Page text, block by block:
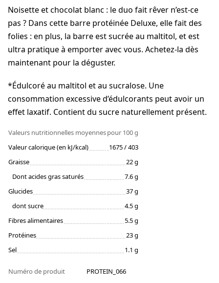
Noisette et chocolat blanc : le duo fait rêver n’est-ce
pas ? Dans cette barre protéinée Deluxe, elle fait des
folies : en plus, la barre est sucrée au maltitol, et est
ultra pratique à emporter avec vous. Achetez-la dès
maintenant pour la déguster.
*Édulcoré au maltitol et au sucralose. Une
consommation excessive d’édulcorants peut avoir un
effet laxatif. Contient du sucre naturellement présent.
Valeurs nutritionnelles moyennespour 100 g
Valeur calorique (en kJ/kcal)
1675 / 403
Graisse
22 g
Dont acides gras saturés
7.6 g
Glucides
37 g
dont sucre
4.5 g
Fibres alimentaires
5.5 g
Protéines
23 g
Sel
1.1 g
Numéro de produit
PROTEIN_066